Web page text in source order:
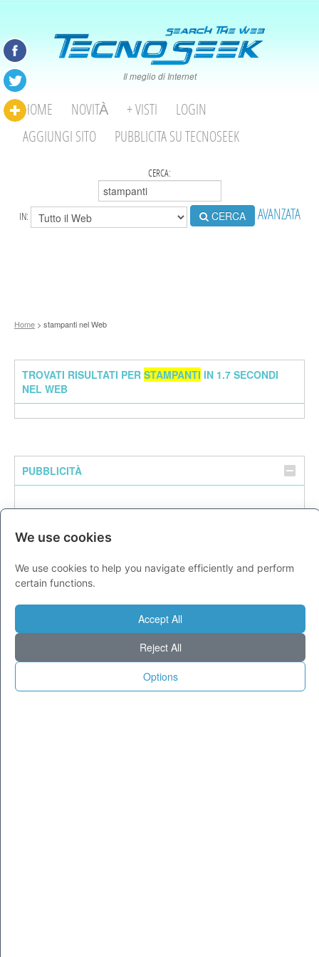
Il meglio di Internet
HOME NOVITÀ + VISTI
LOGIN
AGGIUNGI SITO
PUBBLICITA SU TECNOSEEK
CERCA:
IN: CERCA AVANZATA
Home > stampanti nel Web
TROVATI RISULTATI PER STAMPANTI IN 1.7 SECONDI
NEL WEB
PUBBLICITÀ
We use cookies
We use cookies to help you navigate efficiently and perform
certain functions.
Accept All
Reject All
Options